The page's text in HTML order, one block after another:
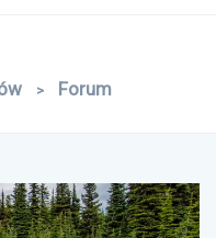
> Forum